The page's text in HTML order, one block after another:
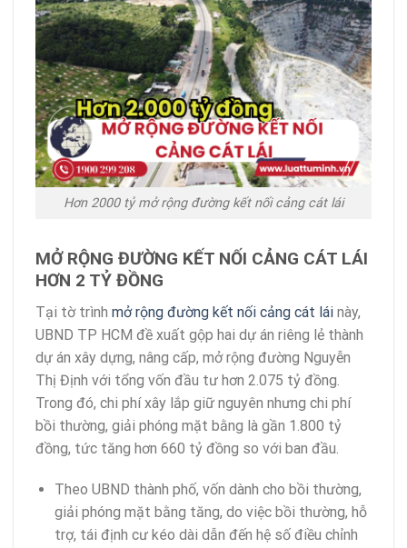
Hơn 2000 tỷ mở rộng đường kết nối cảng cát lái
MỞ RỘNG ĐƯỜNG KẾT NỐI CẢNG CÁT LÁI
HƠN 2 TỶ ĐỒNG
Tại tờ trình mở rộng đường kết nối cảng cát lái này,
UBND TP HCM đề xuất gộp hai dự án riêng lẻ thành
dự án xây dựng, nâng cấp, mở rộng đường Nguyễn
Thị Định với tổng vốn đầu tư hơn 2.075 tỷ đồng.
Trong đó, chi phí xây lắp giữ nguyên nhưng chi phí
bồi thường, giải phóng mặt bằng là gần 1.800 tỷ
đồng, tức tăng hơn 660 tỷ đồng so với ban đầu.
Theo UBND thành phố, vốn dành cho bồi thường,
giải phóng mặt bằng tăng, do việc bồi thường, hỗ
trợ, tái định cư kéo dài dẫn đến hệ số điều chỉnh